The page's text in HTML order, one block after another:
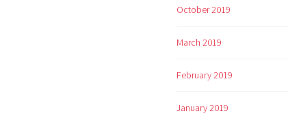
October 2019
March 2019
February 2019
January 2019